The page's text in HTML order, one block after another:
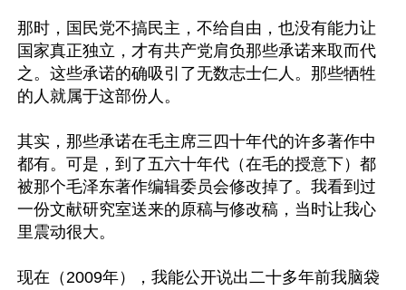
那时，国民党不搞民主，不给自由，也没有能力让
国家真正独立，才有共产党肩负那些承诺来取而代
之。这些承诺的确吸引了无数志士仁人。那些牺牲
的人就属于这部份人。
其实，那些承诺在毛主席三四十年代的许多著作中
都有。可是，到了五六十年代（在毛的授意下）都
被那个毛泽东著作编辑委员会修改掉了。我看到过
一份文献研究室送来的原稿与修改稿，当时让我心
里震动很大。
现在（2009年），我能公开说出二十多年前我脑袋